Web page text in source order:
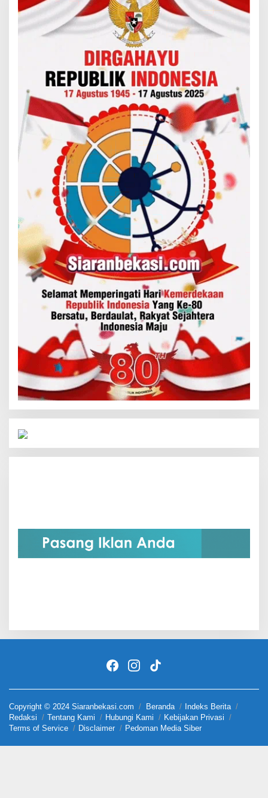
Copyright © 2024 Siaranbekasi.com Beranda
Indeks Berita
Redaksi
Tentang Kami Hubungi Kami
Kebijakan Privasi
Terms of Service
Disclaimer Pedoman Media Siber